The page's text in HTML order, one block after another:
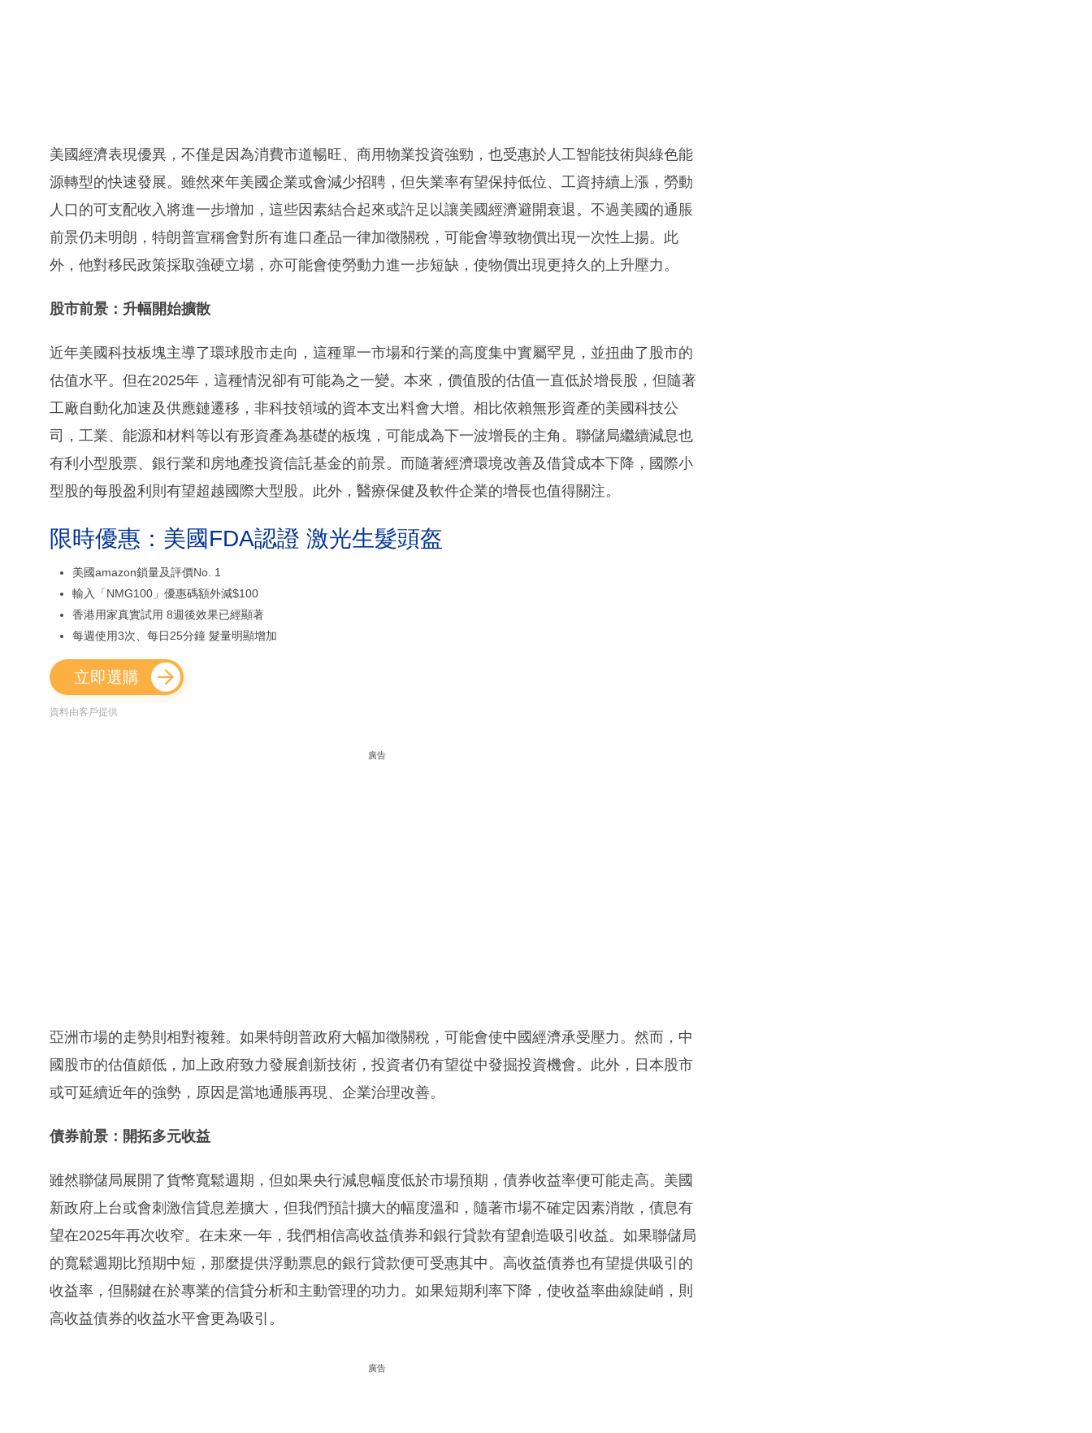
美國經濟表現優異，不僅是因為消費市道暢旺、商用物業投資強勁，也受惠於人工智能技術與綠色能
源轉型的快速發展。雖然來年美國企業或會減少招聘，但失業率有望保持低位、工資持續上漲，勞動
人口的可支配收入將進一步增加，這些因素結合起來或許足以讓美國經濟避開衰退。不過美國的通脹
前景仍未明朗，特朗普宣稱會對所有進口產品一律加徵關稅，可能會導致物價出現一次性上揚。此
外，他對移民政策採取強硬立場，亦可能會使勞動力進一步短缺，使物價出現更持久的上升壓力。
股市前景：升幅開始擴散
近年美國科技板塊主導了環球股市走向，這種單一市場和行業的高度集中實屬罕見，並扭曲了股市的
估值水平。但在2025年，這種情況卻有可能為之一變。本來，價值股的估值一直低於增長股，但隨著
工廠自動化加速及供應鏈遷移，非科技領域的資本支出料會大增。相比依賴無形資產的美國科技公
司，工業、能源和材料等以有形資產為基礎的板塊，可能成為下一波增長的主角。聯儲局繼續減息也
有利小型股票、銀行業和房地產投資信託基金的前景。而隨著經濟環境改善及借貸成本下降，國際小
型股的每股盈利則有望超越國際大型股。此外，醫療保健及軟件企業的增長也值得關注。
限時優惠：美國FDA認證 激光生髮頭盔
美國amazon鎖量及評價No. 1
輸入「NMG100」優惠碼額外減$100
香港用家真實試用 8週後效果已經顯著
每週使用3次、每日25分鐘 髮量明顯增加
立即選購
資料由客戶提供
廣告
亞洲市場的走勢則相對複雜。如果特朗普政府大幅加徵關稅，可能會使中國經濟承受壓力。然而，中
國股市的估值頗低，加上政府致力發展創新技術，投資者仍有望從中發掘投資機會。此外，日本股市
或可延續近年的強勢，原因是當地通脹再現、企業治理改善。
債券前景：開拓多元收益
雖然聯儲局展開了貨幣寬鬆週期，但如果央行減息幅度低於市場預期，債券收益率便可能走高。美國
新政府上台或會刺激信貸息差擴大，但我們預計擴大的幅度溫和，隨著市場不確定因素消散，債息有
望在2025年再次收窄。在未來一年，我們相信高收益債券和銀行貸款有望創造吸引收益。如果聯儲局
的寬鬆週期比預期中短，那麼提供浮動票息的銀行貸款便可受惠其中。高收益債券也有望提供吸引的
收益率，但關鍵在於專業的信貸分析和主動管理的功力。如果短期利率下降，使收益率曲線陡峭，則
高收益債券的收益水平會更為吸引。
廣告